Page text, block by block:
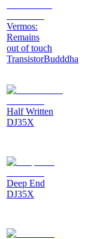
Vermos:
Remains
out of touch
TransistorBudddha
Half Written
DJ35X
Deep End
DJ35X